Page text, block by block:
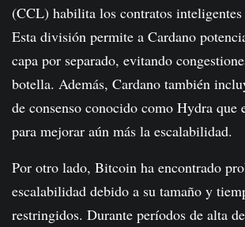
(CCL) habilita los contratos
Esta división permite a Cardano
capa por separado, evitando
botella. Además, Cardano también
de consenso conocido como Hydra que
para mejorar aún más la escalabilidad.
Por otro lado, Bitcoin ha encontrado
escalabilidad debido a su tamaño y
restringidos. Durante períodos de alta